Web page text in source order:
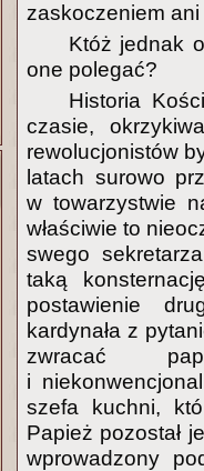
zaskoczeniem
Któż jednak
one polegać?
Historia
czasie,
rewolucjonistów
latach surowo
w towarzystwie
właściwie to
swego
taką
postawienie
kardynała z
zwracać
i
szefa kuchni,
Papież pozostał
wprowadzony